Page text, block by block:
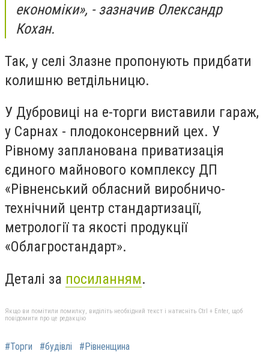
економіки», - зазначив Олександр
Кохан.
Так, у селі Злазне пропонують придбати
колишню ветдільницю.
У Дубровиці на е-торги виставили гараж,
у Сарнах - плодоконсервний цех. У
Рівному запланована приватизація
єдиного майнового комплексу ДП
«Рівненський обласний виробничо-
технічний центр стандартизації,
метрології та якості продукції
«Облагростандарт».
Деталі за посиланням.
Якщо ви помітили помилку, виділіть необхідний текст і натисніть Ctrl + Enter, щоб
повідомити про це редакцію
#Торги #будівлі #Рівненщина